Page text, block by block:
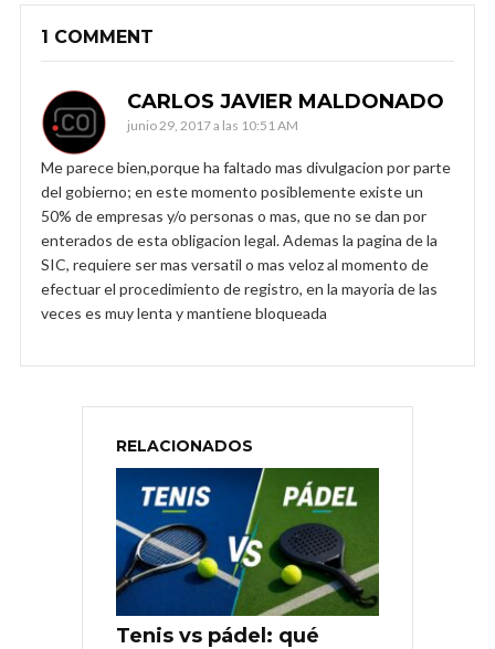
1 COMMENT
CARLOS JAVIER MALDONADO
junio 29, 2017 a las 10:51 AM
Me parece bien,porque ha faltado mas divulgacion por parte
del gobierno; en este momento posiblemente existe un
50% de empresas y/o personas o mas, que no se dan por
enterados de esta obligacion legal. Ademas la pagina de la
SIC, requiere ser mas versatil o mas veloz al momento de
efectuar el procedimiento de registro, en la mayoria de las
veces es muy lenta y mantiene bloqueada
RELACIONADOS
Tenis vs pádel: qué